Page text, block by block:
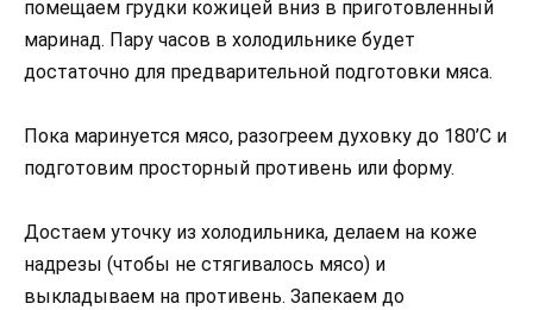
помещаем грудки кожицей вниз в приготовленный
маринад. Пару часов в холодильнике будет
достаточно для предварительной подготовки мяса.
Пока маринуется мясо, разогреем духовку до 180’С и
подготовим просторный противень или форму.
Достаем уточку из холодильника, делаем на коже
надрезы (чтобы не стягивалось мясо) и
выкладываем на противень. Запекаем до